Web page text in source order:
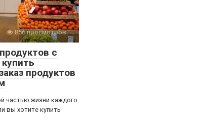
856 просмотров
с
продуктов
частью жизни каждого
вы хотите купить